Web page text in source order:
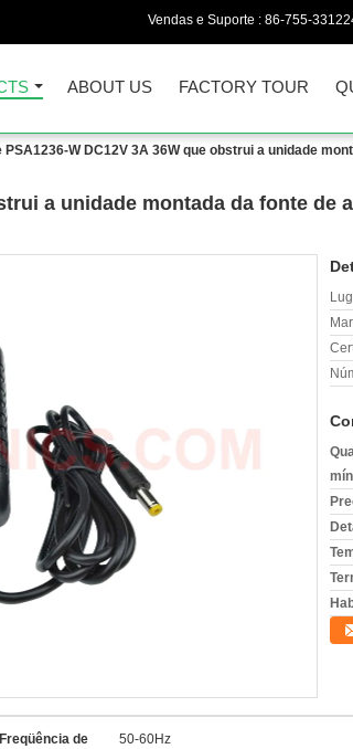
Vendas e Suporte : 86-755-
ABOUT US FACTORY TOUR
PSA1236-W DC12V 3A 36W que obstrui a unidade
a unidade montada da fonte
Freqüência de
50-60Hz